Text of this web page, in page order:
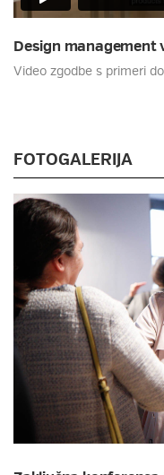
Design management
Video zgodbe s primeri
FOTOGALERIJA